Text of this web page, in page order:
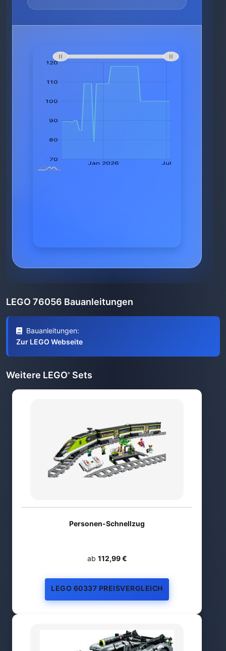
LEGO 76056 Bauanleitungen
Bauanleitungen:
Zur LEGO Webseite
Weitere LEGO® Sets
Personen-Schnellzug
ab 112,99 €
LEGO 60337 PREISVERGLEICH